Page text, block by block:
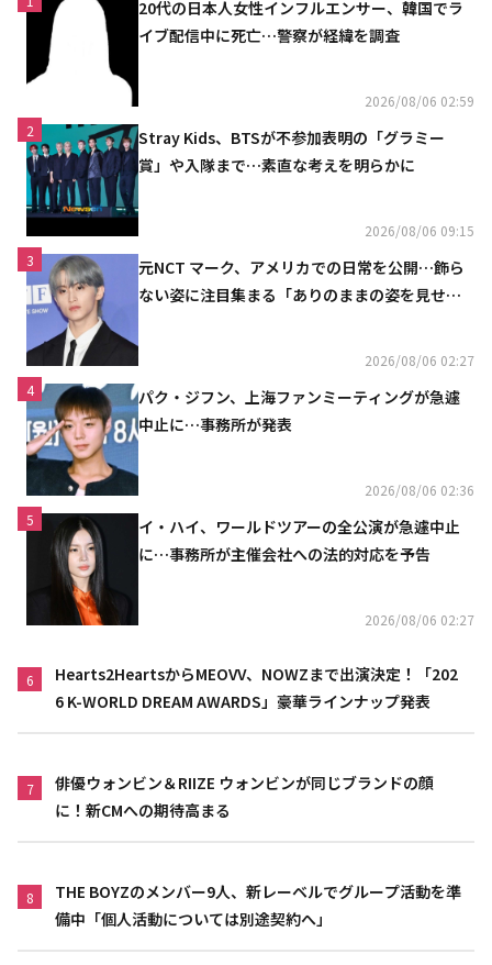
20代の日本人女性インフルエンサー、韓国でラ
イブ配信中に死亡…警察が経緯を調査
2026/08/06 02:59
2
Stray Kids、BTSが不参加表明の「グラミー
賞」や入隊まで…素直な考えを明らかに
2026/08/06 09:15
3
元NCT マーク、アメリカでの日常を公開…飾ら
ない姿に注目集まる「ありのままの姿を見せた
2026/08/06 02:27
4
パク・ジフン、上海ファンミーティングが急遽
中止に…事務所が発表
2026/08/06 02:36
5
イ・ハイ、ワールドツアーの全公演が急遽中止
に…事務所が主催会社への法的対応を予告
2026/08/06 02:27
6
Hearts2HeartsからMEOVV、NOWZまで出演決定！「202
6 K-WORLD DREAM AWARDS」豪華ラインナップ発表
7
俳優ウォンビン＆RIIZE ウォンビンが同じブランドの顔
に！新CMへの期待高まる
8
THE BOYZのメンバー9人、新レーベルでグループ活動を準
備中「個人活動については別途契約へ」